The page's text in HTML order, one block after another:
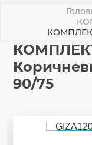
90/75